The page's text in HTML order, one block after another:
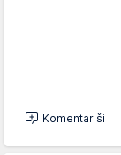
Komentariši